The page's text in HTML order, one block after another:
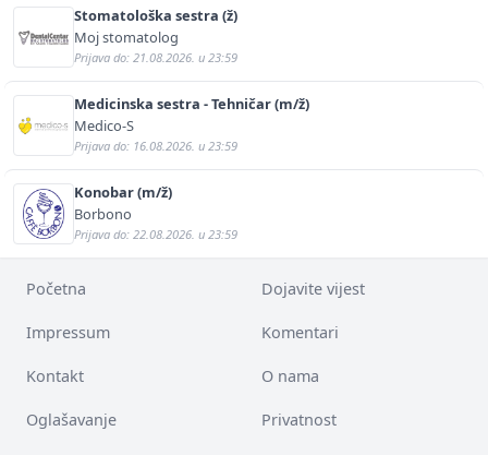
Stomatološka sestra (ž)
Moj stomatolog
Prijava do: 21.08.2026. u 23:59
Medicinska sestra - Tehničar (m/ž)
Medico-S
Prijava do: 16.08.2026. u 23:59
Konobar (m/ž)
Borbono
Prijava do: 22.08.2026. u 23:59
Početna Dojavite vijest
Impressum Komentari
Kontakt O nama
Oglašavanje Privatnost